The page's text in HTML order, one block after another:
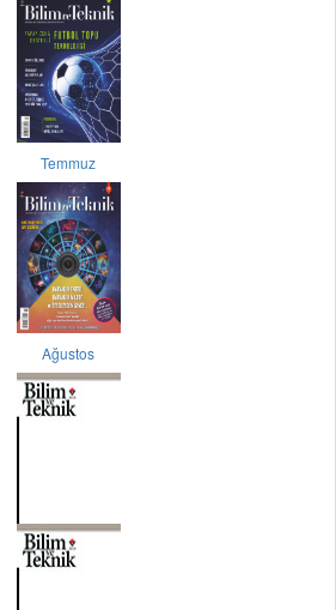
Temmuz
Ağustos